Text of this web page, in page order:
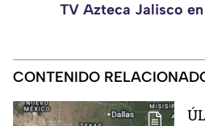
TV Azteca Jalisco
CONTENIDO